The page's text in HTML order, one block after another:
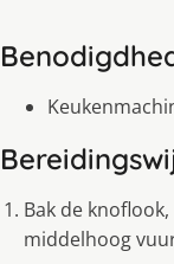
Bak de
middelhoog